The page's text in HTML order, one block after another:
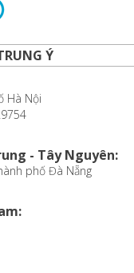
Ý
Hà Nội
- Tây Nguyên:
phố Đà Nẵng